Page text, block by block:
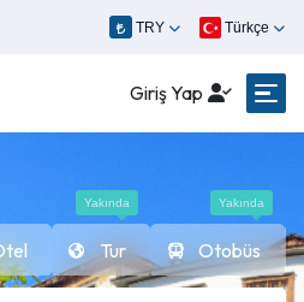
TRY Türkçe
Giriş Yap
Yakında
Tur
Yakında
Otobüs